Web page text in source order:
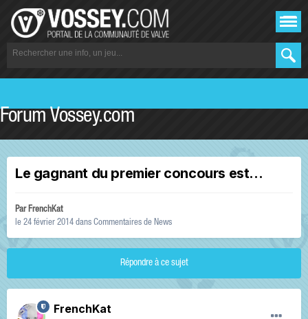
Forum Vossey.com
Le gagnant du premier concours est...
ParFrenchKat
le 24 février 2014 dans Commentaires de News
Répondre à ce sujet
FrenchKat